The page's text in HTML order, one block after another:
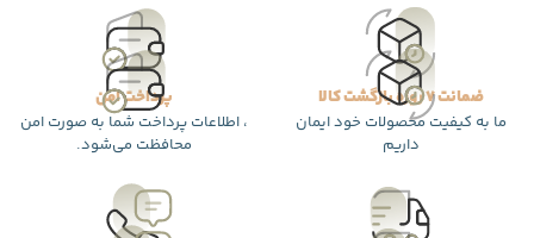
ضمانت 7 روزه بازگشت کالا
ما به کیفیت محصولات خود ایمان
داریم
پرداخت امن
، اطلاعات پرداخت شما به صورت امن
محافظت می‌شود.